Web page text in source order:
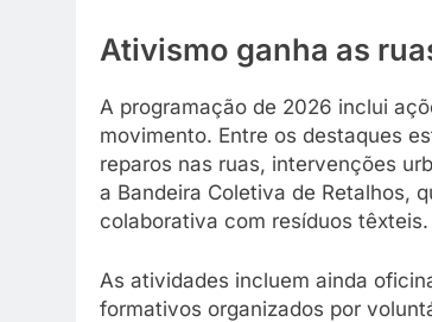
Ativismo ganha as
A programação de 2026 inclui
movimento. Entre os destaques
reparos nas ruas, intervenções
a Bandeira Coletiva de Retalhos,
colaborativa com resíduos têxteis.
As atividades incluem ainda
formativos organizados por